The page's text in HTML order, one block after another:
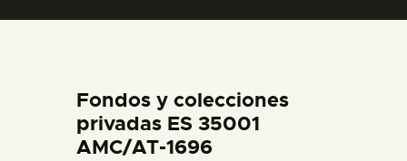
ESPAÑOL
Fondos y colecciones
privadas ES 35001
AMC/AT-1696